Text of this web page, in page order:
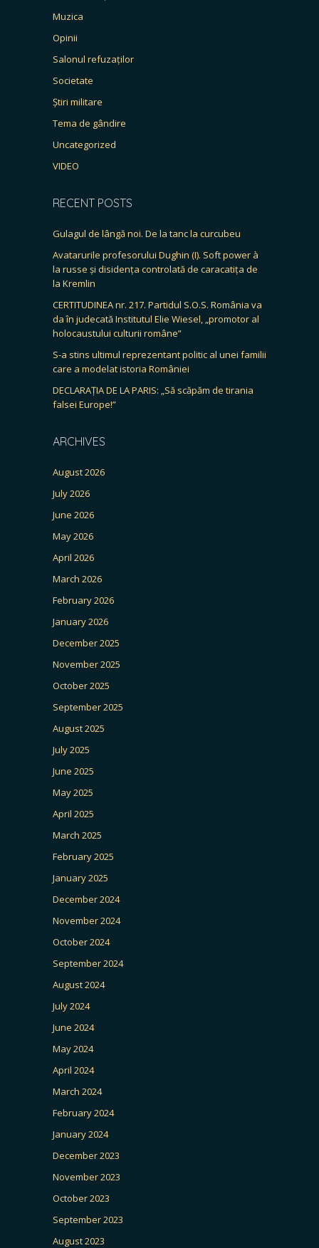
Muzica
Opinii
Salonul refuzaților
Societate
Știri militare
Tema de gândire
Uncategorized
VIDEO
RECENT POSTS
Gulagul de lângă noi. De la tanc la curcubeu
Avatarurile profesorului Dughin (I). Soft power à
la russe și disidența controlată de caracatița de
la Kremlin
CERTITUDINEA nr. 217. Partidul S.O.S. România va
da în judecată Institutul Elie Wiesel, „promotor al
holocaustului culturii române”
S-a stins ultimul reprezentant politic al unei familii
care a modelat istoria României
DECLARAȚIA DE LA PARIS: „Să scăpăm de tirania
falsei Europe!”
ARCHIVES
August 2026
July 2026
June 2026
May 2026
April 2026
March 2026
February 2026
January 2026
December 2025
November 2025
October 2025
September 2025
August 2025
July 2025
June 2025
May 2025
April 2025
March 2025
February 2025
January 2025
December 2024
November 2024
October 2024
September 2024
August 2024
July 2024
June 2024
May 2024
April 2024
March 2024
February 2024
January 2024
December 2023
November 2023
October 2023
September 2023
August 2023